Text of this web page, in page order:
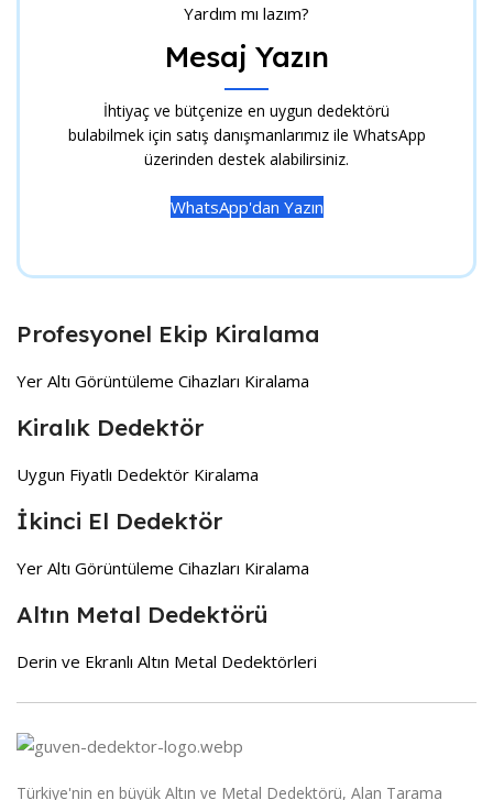
Yardım mı lazım?
Mesaj Yazın
İhtiyaç ve bütçenize en uygun dedektörü
bulabilmek için satış danışmanlarımız ile WhatsApp
üzerinden destek alabilirsiniz.
WhatsApp'dan Yazın
Profesyonel Ekip Kiralama
Yer Altı Görüntüleme Cihazları Kiralama
Kiralık Dedektör
Uygun Fiyatlı Dedektör Kiralama
İkinci El Dedektör
Yer Altı Görüntüleme Cihazları Kiralama
Altın Metal Dedektörü
Derin ve Ekranlı Altın Metal Dedektörleri
Türkiye'nin en büyük Altın ve Metal Dedektörü, Alan Tarama